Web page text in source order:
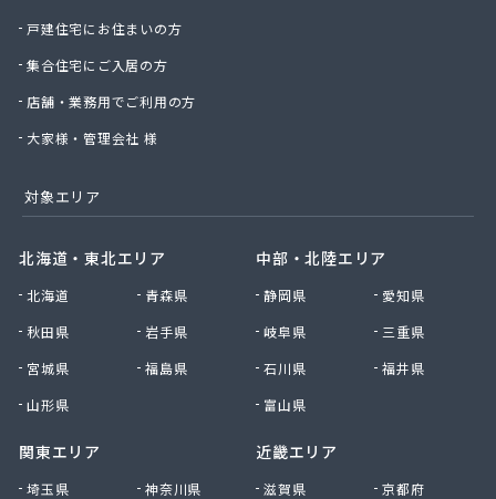
聖火産業株式会社
西部燃料ガス株式会社
石井商店
石崎平八郎商店
赤羽根プロパンガス
赤羽燃料店
川津商店
川俣商販株式会社
早見商店
足利ガス事業組合配送センター
足利団地ガス株式会社
大塚プロパン
大田原エルピーガス保安センター協同組合
戸建住宅にお住まいの方
集合住宅にご入居の方
店舗・業務用でご利用の方
大家様・管理会社 様
対象エリア
北海道・東北エリア
北海道
青森県
秋田県
岩手県
宮城県
福島県
山形県
関東エリア
埼玉県
神奈川県
中部・北陸エリア
静岡県
愛知県
岐阜県
三重県
石川県
福井県
富山県
近畿エリア
滋賀県
京都府